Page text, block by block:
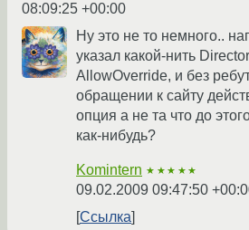
08:09:25 +00:00
Ну это не то немного..
указал какой-нить
AllowOverride, и без
обращении к сайту
опция а не та что до
как-нибудь?
Komintern ★★★★★
09.02.2009 09:47:50
Ссылка